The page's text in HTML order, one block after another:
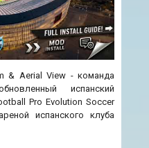
& Aerial View - команда
испанский
Pro Evolution Soccer
испанского клуба